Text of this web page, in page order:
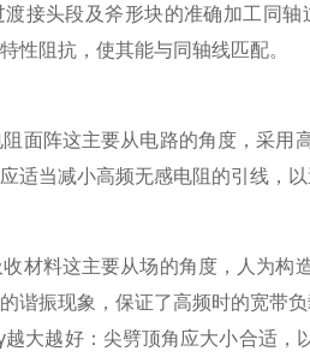
头段及斧形块的准确加工同轴
性阻抗，使其能与同轴线匹配。
阵这主要从电路的角度，采用高
适当减小高频无感电阻的引线，
料这主要从场的角度，人为构造
谐振现象，保证了高频时的宽带
越大越好：尖劈顶角应大小合适